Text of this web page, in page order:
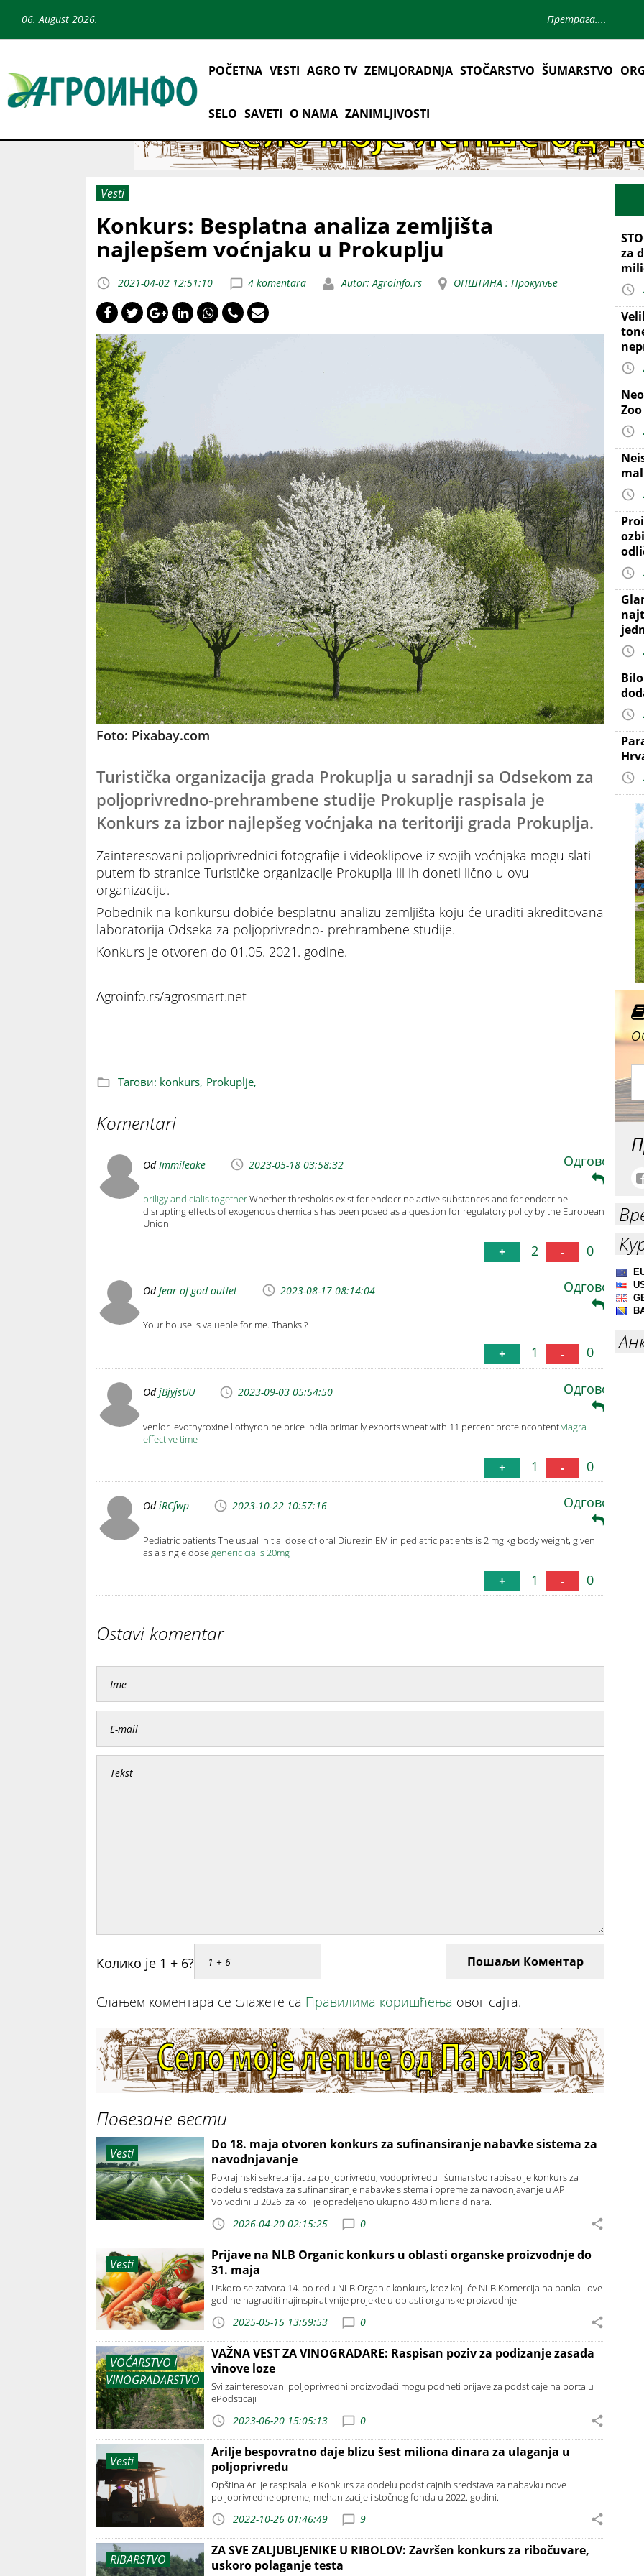
06. August 2026.
POČETNA VESTI AGRO TV ZEMLJORADNJA STOČARSTVO ŠUMARSTVO
SELO SAVETI O NAMA ZANIMLJIVOSTI
Vesti
Konkurs: Besplatna analiza zemljišta
najlepšem voćnjaku u Prokuplju
2021-04-02 12:51:10 4 komentara Autor: Agroinfo.rs ОПШТИНА : Прокупље
Foto: Pixabay.com
Turistička organizacija grada Prokuplja u saradnji sa Odsekom za
poljoprivredno-prehrambene studije Prokuplje raspisala je
Konkurs za izbor najlepšeg voćnjaka na teritoriji grada Prokuplja.
Zainteresovani poljoprivrednici fotografije i videoklipove iz svojih voćnjaka mogu slati
putem fb stranice Turističke organizacije Prokuplja ili ih doneti lično u ovu
organizaciju.
Pobednik na konkursu dobiće besplatnu analizu zemljišta koju će uraditi akreditovana
laboratorija Odseka za poljoprivredno- prehrambene studije.
Konkurs je otvoren do 01.05. 2021. godine.
Agroinfo.rs/agrosmart.net
Тагови: konkurs, Prokuplje,
Komentari
Od Immileake 2023-05-18 03:58:32 Одговори
priligy and cialis togetherWhether thresholds exist for endocrine active substances and for endocrine
disrupting effects of exogenous chemicals has been posed as a question for regulatory policy by the European
Union
+ 2 - 0
Odfear of god outlet 2023-08-17 08:14:04 Одговори
Your house is valueble for me. Thanks!?
+ 1 - 0
OdjBjyjsUU 2023-09-03 05:54:50 Одговори
venlor levothyroxine liothyronine price India primarily exports wheat with 11 percent proteincontentviagra
effective time
+ 1 - 0
OdiRCfwp 2023-10-22 10:57:16 Одговори
Pediatric patients The usual initial dose of oral Diurezin EM in pediatric patients is 2 mg kg body weight, given
as a single dosegeneric cialis 20mg
+ 1 - 0
Ostavi komentar
Колико је 1 + 6? Пошаљи Коментар
Слањем коментара се слажете са Правилима коришћења овог сајта.
Повезане вести
Vesti
Do 18. maja otvoren konkurs za sufinansiranje nabavke sistema za
navodnjavanje
Pokrajinski sekretarijat za poljoprivredu, vodoprivredu i šumarstvo rapisao je konkurs za
dodelu sredstava za sufinansiranje nabavke sistema i opreme za navodnjavanje u AP
Vojvodini u 2026. za koji je opredeljeno ukupno 480 miliona dinara.
2026-04-20 02:15:25 0
Vesti
Prijave na NLB Organic konkurs u oblasti organske proizvodnje do
31. maja
Uskoro se zatvara 14. po redu NLB Organic konkurs, kroz koji će NLB Komercijalna banka i ove
godine nagraditi najinspirativnije projekte u oblasti organske proizvodnje.
2025-05-15 13:59:53 0
VOĆARSTVO I
VINOGRADARSTVO
VAŽNA VEST ZA VINOGRADARE: Raspisan poziv za podizanje zasada
vinove loze
Svi zainteresovani poljoprivredni proizvođači mogu podneti prijave za podsticaje na portalu
ePodsticaji
2023-06-20 15:05:13 0
Vesti
Arilje bespovratno daje blizu šest miliona dinara za ulaganja u
poljoprivredu
Opština Arilje raspisala je Konkurs za dodelu podsticajnih sredstava za nabavku nove
poljoprivredne opreme, mehanizacije i stočnog fonda u 2022. godini.
2022-10-26 01:46:49 9
RIBARSTVO
ZA SVE ZALJUBLJENIKE U RIBOLOV: Završen konkurs za ribočuvare,
uskoro polaganje testa
za